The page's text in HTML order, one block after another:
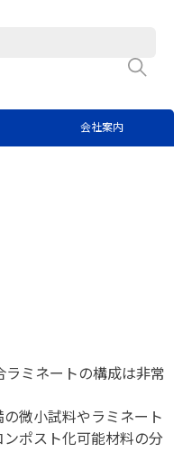
会社案内
ミネートの構成は非常
微小試料やラミネート
ポスト化可能材料の分